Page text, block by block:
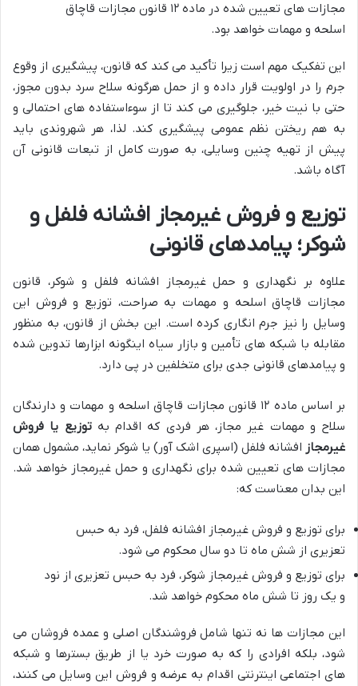
مجازات های تعیین شده در ماده ۱۲ قانون مجازات قاچاق
اسلحه و مهمات خواهد بود.
این تفکیک مهم است زیرا تأکید می کند که قانون، پیشگیری از وقوع
جرم را در اولویت قرار داده و از حمل هرگونه سلاح سرد بدون مجوز،
حتی با نیت خیر، جلوگیری می کند تا از سوءاستفاده های احتمالی و
به هم ریختن نظم عمومی پیشگیری کند. لذا، هر شهروندی باید
پیش از تهیه چنین وسایلی، به صورت کامل از تبعات قانونی آن
آگاه باشد.
توزیع و فروش غیرمجاز افشانه فلفل و
شوکر؛ پیامدهای قانونی
علاوه بر نگهداری و حمل غیرمجاز افشانه فلفل و شوکر، قانون
مجازات قاچاق اسلحه و مهمات به صراحت، توزیع و فروش این
وسایل را نیز جرم انگاری کرده است. این بخش از قانون، به منظور
مقابله با شبکه های تأمین و بازار سیاه اینگونه ابزارها تدوین شده
و پیامدهای قانونی جدی برای متخلفین در پی دارد.
بر اساس ماده ۱۲ قانون مجازات قاچاق اسلحه و مهمات و دارندگان
سلاح و مهمات غیر مجاز، هر فردی که اقدام بهتوزیع یا فروش
غیرمجاز افشانه فلفل (اسپری اشک آور) یا شوکر نماید، مشمول همان
مجازات های تعیین شده برای نگهداری و حمل غیرمجاز خواهد شد.
این بدان معناست که:
برای توزیع و فروش غیرمجاز افشانه فلفل، فرد به حبس
تعزیری از شش ماه تا دو سال محکوم می شود.
برای توزیع و فروش غیرمجاز شوکر، فرد به حبس تعزیری از نود
و یک روز تا شش ماه محکوم خواهد شد.
این مجازات ها نه تنها شامل فروشندگان اصلی و عمده فروشان می
شود، بلکه افرادی را که به صورت خرد یا از طریق بسترها و شبکه
های اجتماعی اینترنتی اقدام به عرضه و فروش این وسایل می کنند،